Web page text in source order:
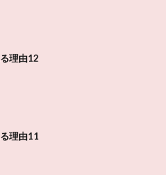
理由12
理由11